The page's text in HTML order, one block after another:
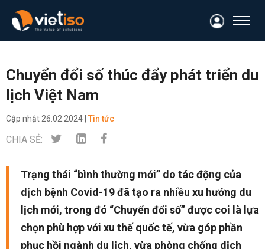
Chuyển đổi số thúc đẩy phát triển du
lịch Việt Nam
Cập nhật 26.02.2024 | Tin tức
CHIA SẺ:
Trạng thái “bình thường mới” do tác động của
dịch bệnh Covid-19 đã tạo ra nhiều xu hướng du
lịch mới, trong đó “Chuyển đổi số” được coi là lựa
chọn phù hợp với xu thế quốc tế, vừa góp phần
phục hồi ngành du lịch, vừa phòng chống dịch